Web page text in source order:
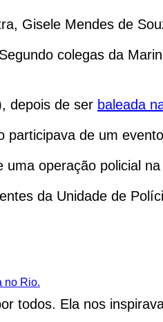
Gisele Mendes de
colegas da
depois de ser baleada
participava de um
operação policial
da Unidade de
no Rio.
todos. Ela nos